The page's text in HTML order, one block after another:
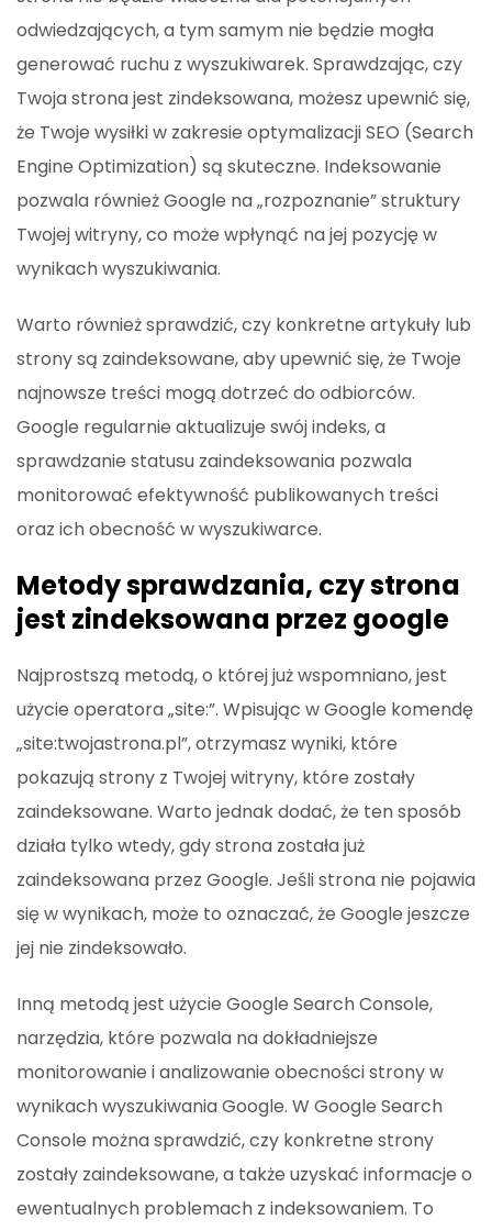
odwiedzających, a tym samym nie będzie mogła
generować ruchu z wyszukiwarek. Sprawdzając, czy
Twoja strona jest zindeksowana, możesz upewnić się,
że Twoje wysiłki w zakresie optymalizacji SEO (Search
Engine Optimization) są skuteczne. Indeksowanie
pozwala również Google na „rozpoznanie” struktury
Twojej witryny, co może wpłynąć na jej pozycję w
wynikach wyszukiwania.
Warto również sprawdzić, czy konkretne artykuły lub
strony są zaindeksowane, aby upewnić się, że Twoje
najnowsze treści mogą dotrzeć do odbiorców.
Google regularnie aktualizuje swój indeks, a
sprawdzanie statusu zaindeksowania pozwala
monitorować efektywność publikowanych treści
oraz ich obecność w wyszukiwarce.
Metody sprawdzania, czy strona
jest zindeksowana przez google
Najprostszą metodą, o której już wspomniano, jest
użycie operatora „site:”. Wpisując w Google komendę
„site:twojastrona.pl”, otrzymasz wyniki, które
pokazują strony z Twojej witryny, które zostały
zaindeksowane. Warto jednak dodać, że ten sposób
działa tylko wtedy, gdy strona została już
zaindeksowana przez Google. Jeśli strona nie pojawia
się w wynikach, może to oznaczać, że Google jeszcze
jej nie zindeksowało.
Inną metodą jest użycie Google Search Console,
narzędzia, które pozwala na dokładniejsze
monitorowanie i analizowanie obecności strony w
wynikach wyszukiwania Google. W Google Search
Console można sprawdzić, czy konkretne strony
zostały zaindeksowane, a także uzyskać informacje o
ewentualnych problemach z indeksowaniem. To